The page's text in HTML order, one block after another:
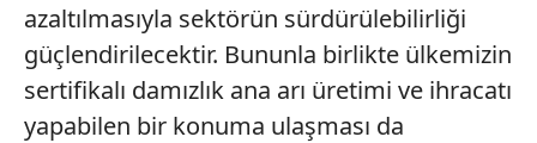
azaltılmasıyla sektörün sürdürülebilirliği
güçlendirilecektir. Bununla birlikte ülkemizin
sertifikalı damızlık ana arı üretimi ve ihracatı
yapabilen bir konuma ulaşması da